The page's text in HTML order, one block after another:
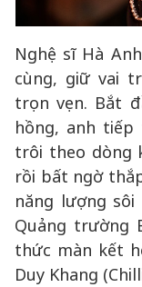
Nghệ sĩ Hà
cùng, giữ vai
trọn vẹn. Bắt
hồng, anh tiếp
trôi theo dòng
rồi bất ngờ
năng lượng
Quảng trường
thức màn kết
Duy Khang